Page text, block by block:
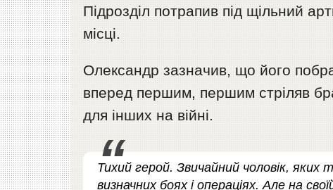
Підрозділ потрапив під щільний
місці.
Олександр зазначив, що його
вперед першим, першим стріляв
для інших на війні.
Тихий герой. Звичайний чоловік, яких
визначних боях і операціях. Але на